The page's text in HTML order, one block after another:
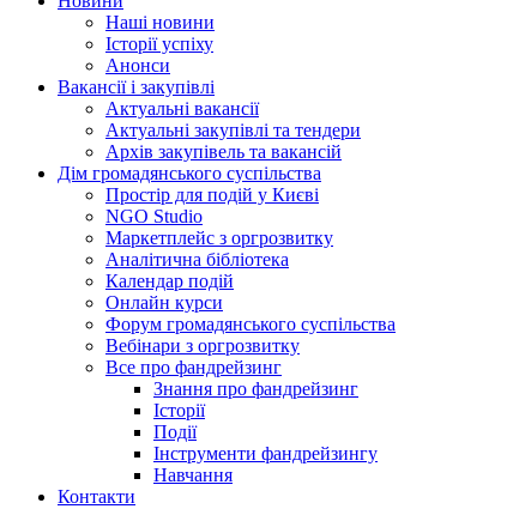
Наші новини
Історії успіху
Анонси
Вакансії і закупівлі
Актуальні вакансії
Актуальні закупівлі та тендери
Архів закупівель та вакансій
Дім громадянського суспільства
Простір для подій у Києві
NGO Studio
Маркетплейс з оргрозвитку
Аналітична бібліотека
Календар подій
Онлайн курси
Форум громадянського суспільства
Вебінари з оргрозвитку
Все про фандрейзинг
Знання про фандрейзинг
Історії
Події
Інструменти фандрейзингу
Навчання
Контакти